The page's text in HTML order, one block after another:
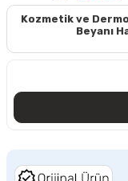
Kozmetik ve
Beyanı